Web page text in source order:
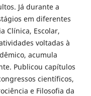
Já durante a
em diferentes
Clínica, Escolar,
voltadas à
acumula
Publicou capítulos
científicos,
e Filosofia da